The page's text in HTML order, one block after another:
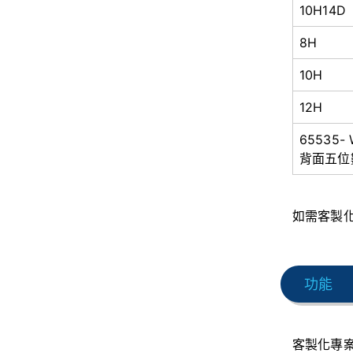
10H14D
8H
10H
12H
65535-
背面五
如需客製
功能
客製化專